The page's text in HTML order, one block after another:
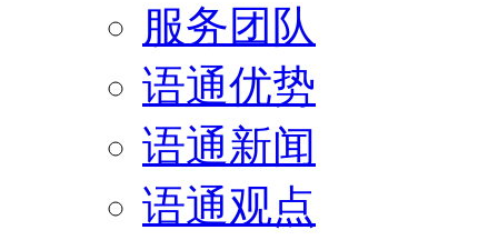
服务团队
语通优势
语通新闻
语通观点